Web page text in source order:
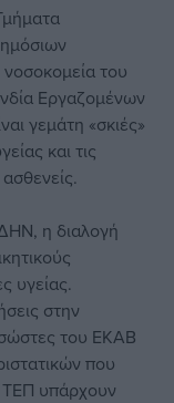
του
Εργαζομένων
γεμάτη «σκιές»
και τις
η διαλογή
υγείας.
στην
του ΕΚΑΒ
που
ΤΕΠ υπάρχουν